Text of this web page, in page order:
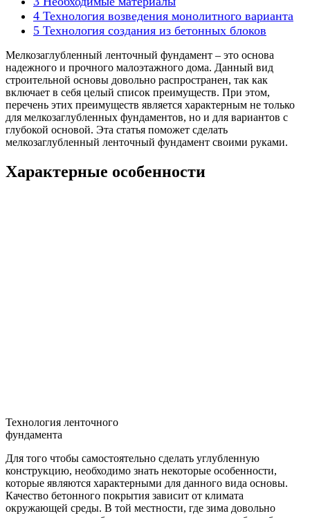
4 Технология возведения монолитного варианта
5 Технология создания из бетонных блоков
Мелкозаглубленный ленточный фундамент – это основа
надежного и прочного малоэтажного дома. Данный вид
строительной основы довольно распространен, так как
включает в себя целый список преимуществ. При этом,
перечень этих преимуществ является характерным не только
для мелкозаглубленных фундаментов, но и для вариантов с
глубокой основой. Эта статья поможет сделать
мелкозаглубленный ленточный фундамент своими руками.
Характерные особенности
Технология ленточного
фундамента
Для того чтобы самостоятельно сделать углубленную
конструкцию, необходимо знать некоторые особенности,
которые являются характерными для данного вида основы.
Качество бетонного покрытия зависит от климата
окружающей среды. В той местности, где зима довольно